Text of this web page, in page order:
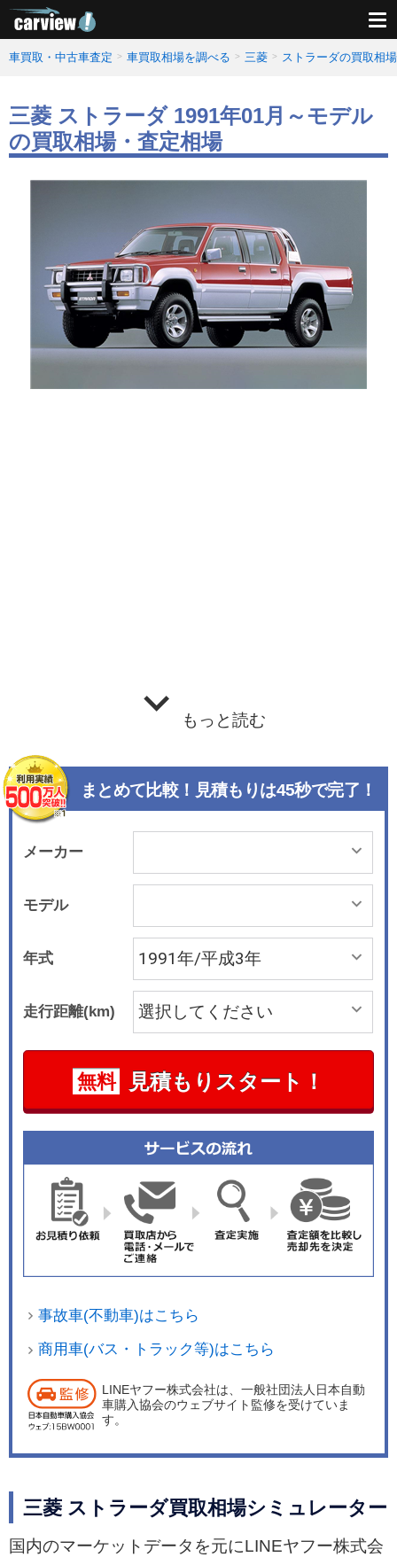
車買取・中古車査定 車買取相場を調べる 三菱 ストラーダの買取相
三菱 ストラーダ 1991年01月～モデル
の買取相場・査定相場
もっと読む
まとめて比較！見積もりは45秒で完了！
メーカー
モデル
年式
走行距離(km)
無料 見積もりスタート！
事故車(不動車)はこちら
商用車(バス・トラック等)はこちら
LINEヤフー株式会社は、一般社団法人日本自動
車購入協会のウェブサイト監修を受けていま
す。
三菱 ストラーダ買取相場シミュレーター
国内のマーケットデータを元にLINEヤフー株式会